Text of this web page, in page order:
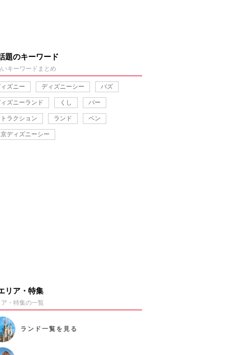
題のキーワード
キーワードまとめ
ズニー ディズニーシー バズ
ズニーランド くし バー
ラクション ランド ペン
ディズニーシー
リア・特集
・特集の一覧
ランド 一覧を見る